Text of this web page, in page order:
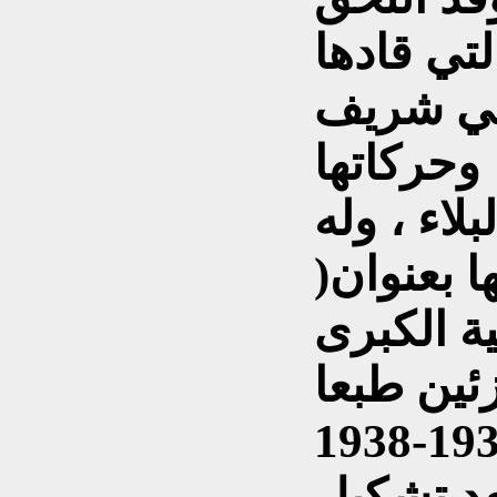
قادها
شريف
وحركاتها
، وله
بعنوان(
الكبرى
طبعا